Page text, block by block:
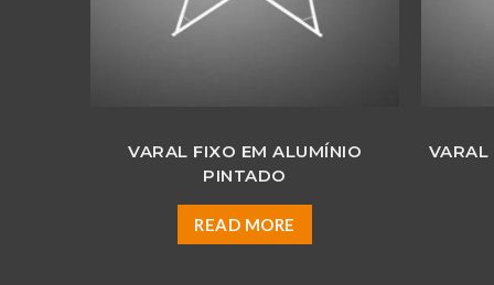
VARAL FIXO EM ALUMÍNIO
PINTADO
READ MORE
VARAL